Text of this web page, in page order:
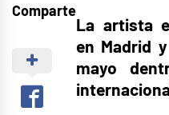
Comparte
La artista
en Madrid
mayo